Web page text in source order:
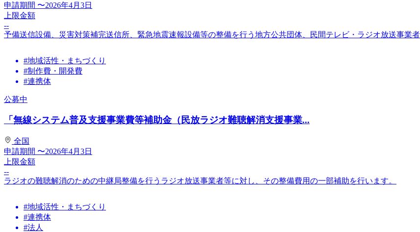
申請期間 〜2026年4月3日
上限金額
--
予備送信設備、災害対策補完送信所、緊急地震速報設備等の整備を行う地方公共団体、民間テレビ・ラジオ放送事業
#地域活性・まちづくり
#制作費・開発費
#連携体
公募中
「無線システム普及支援事業費等補助金（民放ラジオ難聴解消支援事業...
全国
申請期間 〜2026年4月3日
上限金額
--
ラジオの難聴解消のための中継局整備を行うラジオ放送事業者等に対し、その整備費用の一部補助を行います。
#地域活性・まちづくり
#連携体
#法人